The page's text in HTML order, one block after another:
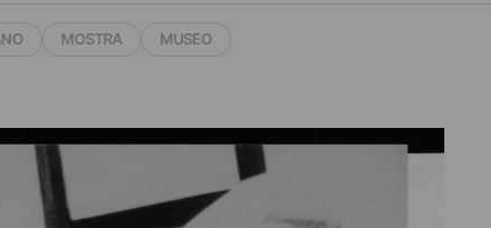
MOSTRA MUSEO